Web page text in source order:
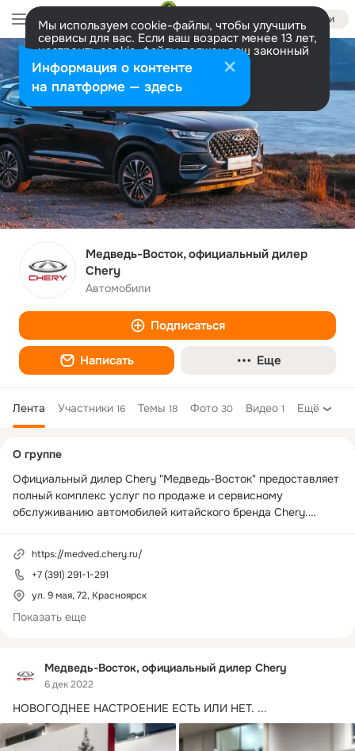
Войти
Мы используем cookie-файлы, чтобы улучшить
сервисы для вас. Если ваш возраст менее 13 лет,
настроить cookie-файлы должен ваш законный
представитель. Больше информации
Разрешить все Настроить
Медведь-Восток, официальный дилер
Chery
Автомобили
Подписаться
Написать Еще
Лента Участники 16 Темы 18 Фото 30 Видео 1 Ещё
Медведь-Восток, официальный дилер Chery
6 дек 2022
НОВОГОДНЕЕ НАСТРОЕНИЕ ЕСТЬ ИЛИ НЕТ. ...
колонка
О группе
Официальный дилер Chery "Медведь-Восток" предоставляет
полный комплекс услуг по продаже и сервисному
обслуживанию автомобилей китайского бренда Chery.
Наши опытные продавцы проведут тест-драйв и помогут
вам с выбором, полностью удовлетворяющим ваши
потребности при покупке автомобиля.
Мы оказываем полный спектр услуг по страхованию и
автомобильном рынке гарантирует высокий уровень
обслуживания и индивидуальный подход к каждому клиенту.
Ждем вас в гости!
https://medved.chery.ru/
+7 (391) 291-1-291
ул. 9 мая, 72, Красноярск
Показать еще
Информация о контенте
на платформе — здесь